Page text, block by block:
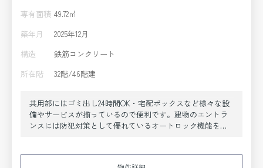
専有面積 49.72㎡
築年月
2025年12月
構造
鉄筋コンクリート
所在階
32階/46階建
共用部にはゴミ出し24時間OK・宅配ボックスなど様々な設
備やサービスが揃っているので便利です。建物のエントラ
ンスには防犯対策として優れているオートロック機能を備
いているこちらの物件、32階のお部屋となっております。